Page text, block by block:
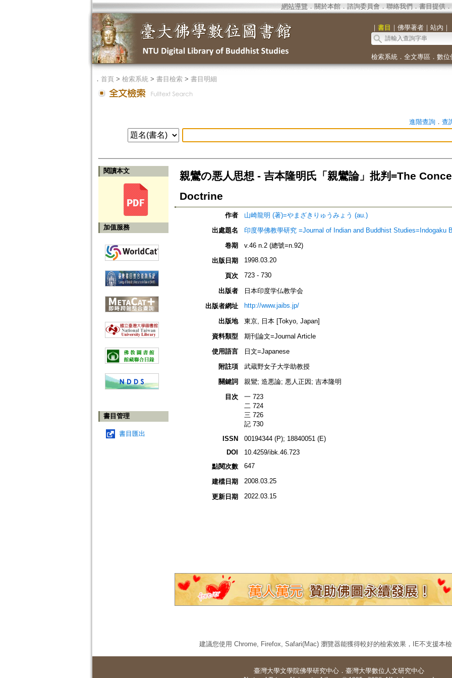
網站導覽 ． 關於本館． 諮詢委員會． 聯絡我們 ． 書目提供．
｜ 書目 ｜ 佛學著者｜ 站內 ｜
檢索系統． 全文專區 ． 數位
． 首頁> 檢索系統> 書目檢索> 書目明細
進階查詢． 查
閱讀本文
加值服務
書目管理
書目匯出
親鸞の悪人思想 - 吉本隆明氏「親鸞論」批判=The
Doctrine
作者
山崎龍明 (著)=やまざきりゅうみょう (au.)
出處題名
印度學佛教學研究 =Journal of Indian and Buddhist Studies=Indogaku
卷期
v.46 n.2 (總號=n.92)
出版日期
1998.03.20
頁次 723 - 730
出版者
日本印度学仏教学会
出版者網址
http://www.jaibs.jp/
出版地
東京, 日本 [Tokyo, Japan]
資料類型
期刊論文=Journal Article
使用語言
日文=Japanese
附註項
武蔵野女子大学助教授
關鍵詞
親鸞; 造悪論; 悪人正因; 吉本隆明
目次
一 723
二 724
三 726
記 730
ISSN
00194344 (P); 18840051 (E)
DOI
10.4259/ibk.46.723
點閱次數
647
建檔日期 2008.03.25
更新日期 2022.03.15
建議您使用 Chrome, Firefox, Safari(Mac) 瀏覽器能獲得較好的檢索效果，IE不支援本檢
臺灣大學文學院佛學研究中心 ． 臺灣大學數位人文研究中心